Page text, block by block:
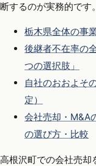
断するのが実務的です
栃木県全体の事
後継者不在率の
つの選択肢」
自社のおおよそ
定）
会社売却・M&A
の選び方・比較
高根沢町での会社売却